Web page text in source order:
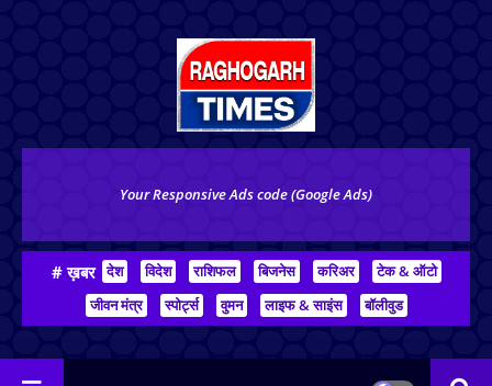
Your Responsive Ads code (Google Ads)
# ख़बर देश विदेश राशिफल बिजनेस करिअर
टेक & ऑटो
जीवन मंत्र
स्पोर्ट्स वुमन लाइफ & साइंस बॉलीवुड